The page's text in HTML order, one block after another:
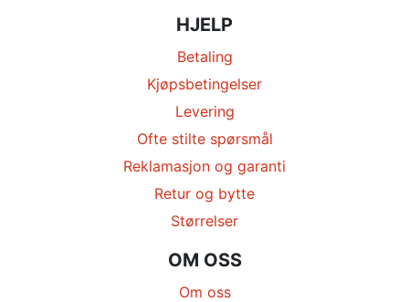
HJELP
Betaling
Kjøpsbetingelser
Levering
Ofte stilte spørsmål
Reklamasjon og garanti
Retur og bytte
Størrelser
OM OSS
Om oss